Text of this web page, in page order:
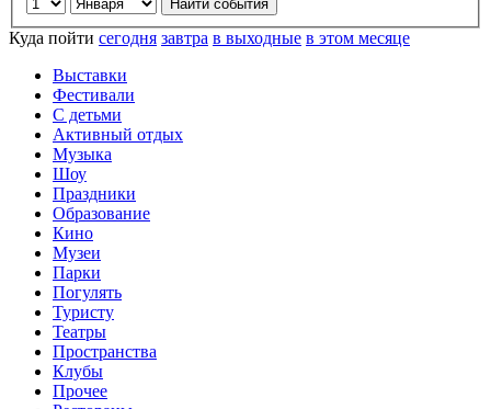
Куда пойти сегодня завтра в выходные в этом месяце
Выставки
Фестивали
С детьми
Активный отдых
Музыка
Шоу
Праздники
Образование
Кино
Музеи
Парки
Погулять
Туристу
Театры
Пространства
Клубы
Прочее